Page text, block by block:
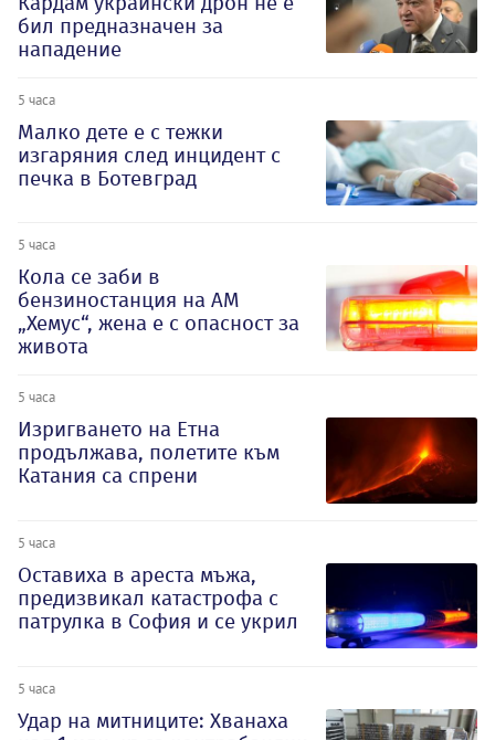
бил предназначен за
нападение
5 часа
Малко дете е с тежки
изгаряния след инцидент с
печка в Ботевград
5 часа
Кола се заби в
бензиностанция на АМ
„Хемус“, жена е с опасност за
живота
5 часа
Изригването на Етна
продължава, полетите към
Катания са спрени
5 часа
Оставиха в ареста мъжа,
предизвикал катастрофа с
патрулка в София и се укрил
5 часа
Удар на митниците: Хванаха